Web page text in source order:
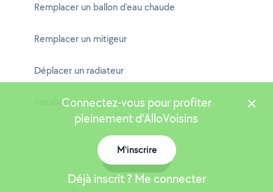
Remplacer un ballon d'eau chaude
Remplacer un mitigeur
Déplacer un radiateur
Installer une arrivée d'eau
Connectez-vous pour profiter
pleinement d'AlloVoisins
M'inscrire
Déjà inscrit ? Me connecter